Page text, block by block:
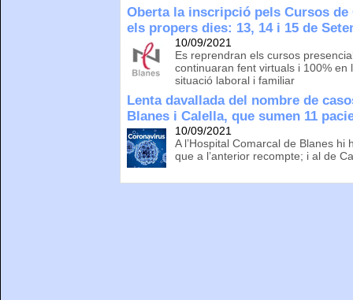
Oberta la inscripció pels Cursos de
els propers dies: 13, 14 i 15 de
10/09/2021
Es reprendran els cursos
continuaran fent virtuals i 100%
situació laboral i familiar
Lenta davallada del nombre de
Blanes i Calella, que sumen 11
10/09/2021
A l’Hospital Comarcal de Blanes
que a l’anterior recompte; i al de